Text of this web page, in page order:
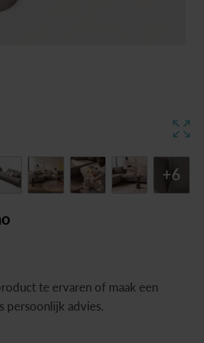
+6
te ervaren of maak een
persoonlijk advies.